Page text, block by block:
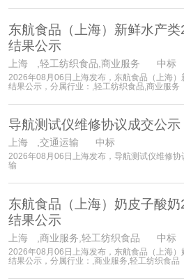
东航食品（上海）新鲜水产
结果公示
上海 ,轻工纺织食品,商业服务 中标
2026年08月06日上海发布，东航食品（上海
结果公示，分属行业：,轻工纺织食品,商业服务
导航测试仪维修协议成交公示
上海 ,交通运输 中标
2026年08月06日上海发布，导航测试仪维修
输
东航食品（上海）奶皮子酸
结果公示
上海 ,商业服务,轻工纺织食品 中标
2026年08月06日上海发布，东航食品（上海
结果公示，分属行业：,商业服务,轻工纺织食品